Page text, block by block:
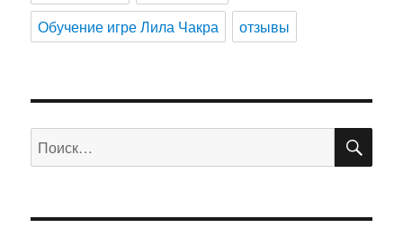
Обучение игре Лила Чакра
отзывы
Искать: